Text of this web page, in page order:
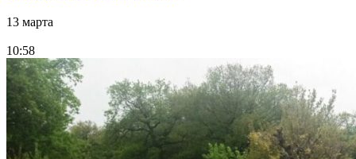
13 марта
10:58